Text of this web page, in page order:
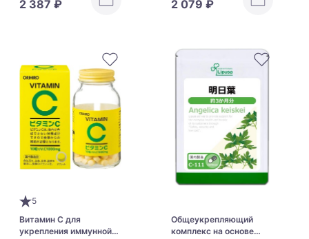
Premium
2 387 ₽ 2 079 ₽
5
Витамин С для
укрепления иммунной
Общеукрепляющий
комплекс на основе